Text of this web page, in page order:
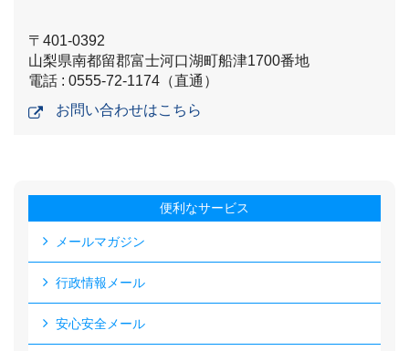
〒401-0392
山梨県南都留郡富士河口湖町船津1700番地
電話 : 0555-72-1174（直通）
お問い合わせはこちら
便利なサービス
メールマガジン
行政情報メール
安心安全メール